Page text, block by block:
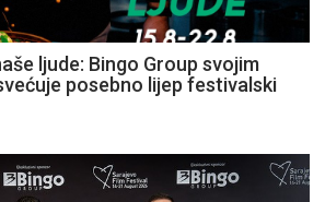
ljude: Bingo Group svojim
posebno lijep festivalski